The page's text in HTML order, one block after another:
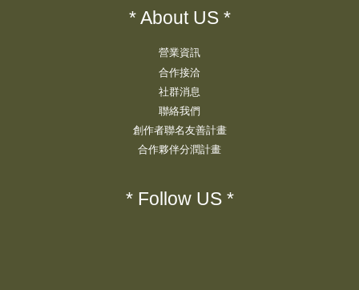
* About US *
營業資訊
合作接洽
社群消息
聯絡我們
創作者聯名友善計畫
合作夥伴分潤計畫
* Follow US *